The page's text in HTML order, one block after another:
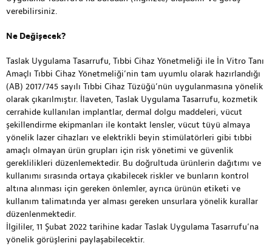
verebilirsiniz.
Ne Değişecek?
Taslak Uygulama Tasarrufu, Tıbbi Cihaz Yönetmeliği ile İn Vitro Tanı
Amaçlı Tıbbi Cihaz Yönetmeliği’nin tam uyumlu olarak hazırlandığı
(AB) 2017/745 sayılı Tıbbi Cihaz Tüzüğü’nün uygulanmasına yönelik
olarak çıkarılmıştır. İlaveten, Taslak Uygulama Tasarrufu, kozmetik
cerrahide kullanılan implantlar, dermal dolgu maddeleri, vücut
şekillendirme ekipmanları ile kontakt lensler, vücut tüyü almaya
yönelik lazer cihazları ve elektrikli beyin stimülatörleri gibi tıbbi
amaçlı olmayan ürün grupları için risk yönetimi ve güvenlik
gereklilikleri düzenlemektedir. Bu doğrultuda ürünlerin dağıtımı ve
kullanımı sırasında ortaya çıkabilecek riskler ve bunların kontrol
altına alınması için gereken önlemler, ayrıca ürünün etiketi ve
kullanım talimatında yer alması gereken unsurlara yönelik kurallar
düzenlenmektedir.
İlgililer, 11 Şubat 2022 tarihine kadar Taslak Uygulama Tasarrufu’na
yönelik görüşlerini paylaşabilecektir.